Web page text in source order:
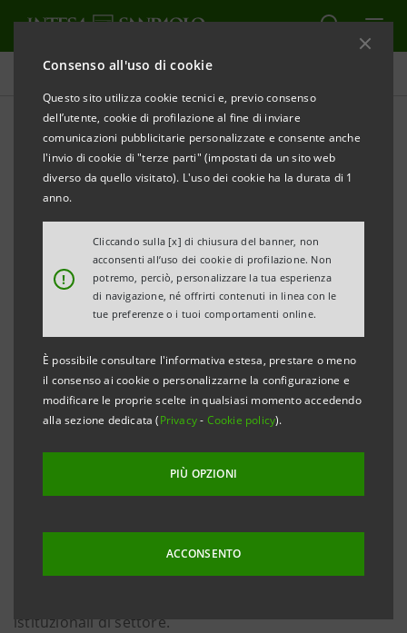
Consenso all'uso di cookie
Questo sito utilizza cookie tecnici e, previo consenso
dell’utente, cookie di profilazione al fine di inviare
comunicazioni pubblicitarie personalizzate e consente anche
l'invio di cookie di "terze parti" (impostati da un sito web
diverso da quello visitato). L'uso dei cookie ha la durata di 1
anno.
!
Cliccando sulla [x] di chiusura del banner, non
acconsenti all’uso dei cookie di profilazione. Non
potremo, perciò, personalizzare la tua esperienza
di navigazione, né offrirti contenuti in linea con le
tue preferenze o i tuoi comportamenti online.
È possibile consultare l'informativa estesa, prestare o meno
il consenso ai cookie o personalizzarne la configurazione e
modificare le proprie scelte in qualsiasi momento accedendo
alla sezione dedicata (Privacy- Cookie policy).
PIÙ OPZIONI
ACCONSENTO
Comunicati stampa
STAMPA AGGIORNA
The Euromoney Awards for excellence 2018: Intesa
Sanpaolo si aggiudica il premio “Italy’s Best
Londra, 12 luglio 2018– Il Gruppo Intesa Sanpaolo è
stato premiato da Euromoney come “Italy’s Best
Bank”, durante la cerimonia di assegnazione che si è
tenuta ieri sera a Londra.
Il giudizio si riferisce al periodo aprile 2017 - marzo
2018 e tiene conto di un ampio paniere di criteri, tra i
quali il risultato operativo, l’utile per azione, il totale
depositi, il totale finanziamenti, le quote di mercato
nei crediti e nei depositi e il cost/income ratio.
istituzionali di settore.